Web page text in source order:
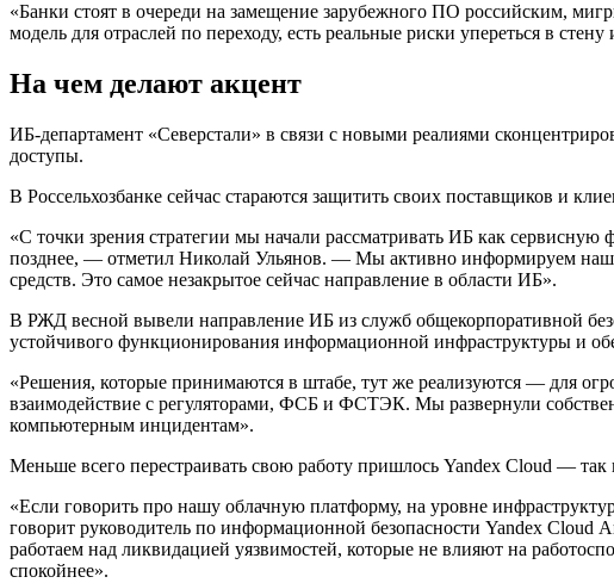
«Банки стоят в очереди на замещение зарубежного ПО российским,
модель для отраслей по переходу, есть реальные риски упереться в
На чем делают акцент
ИБ-департамент «Северстали» в связи с новыми реалиями
доступы.
В Россельхозбанке сейчас стараются защитить своих поставщиков и
«С точки зрения стратегии мы начали рассматривать ИБ как
позднее, — отметил Николай Ульянов. — Мы активно информируем
средств. Это самое незакрытое сейчас направление в области ИБ».
В РЖД весной вывели направление ИБ из служб общекорпоративной
устойчивого функционирования информационной инфраструктуры и
«Решения, которые принимаются в штабе, тут же реализуются — для
взаимодействие с регуляторами, ФСБ и ФСТЭК. Мы развернули
компьютерным инцидентам».
Меньше всего перестраивать свою работу пришлось Yandex Cloud — так
«Если говорить про нашу облачную платформу, на уровне
говорит руководитель по информационной безопасности Yandex
работаем над ликвидацией уязвимостей, которые не влияют на
спокойнее».